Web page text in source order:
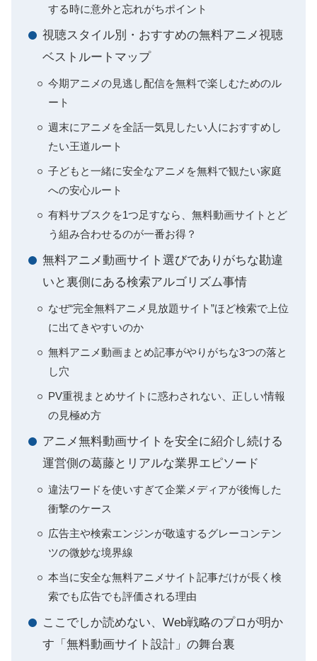
する時に意外と忘れがちポイント
視聴スタイル別・おすすめの無料アニメ視聴
ベストルートマップ
今期アニメの見逃し配信を無料で楽しむためのル
ート
週末にアニメを全話一気見したい人におすすめし
たい王道ルート
子どもと一緒に安全なアニメを無料で観たい家庭
への安心ルート
有料サブスクを1つ足すなら、無料動画サイトとど
う組み合わせるのが一番お得？
無料アニメ動画サイト選びでありがちな勘違
いと裏側にある検索アルゴリズム事情
なぜ“完全無料アニメ見放題サイト”ほど検索で上位
に出てきやすいのか
無料アニメ動画まとめ記事がやりがちな3つの落と
し穴
PV重視まとめサイトに惑わされない、正しい情報
の見極め方
アニメ無料動画サイトを安全に紹介し続ける
運営側の葛藤とリアルな業界エピソード
違法ワードを使いすぎて企業メディアが後悔した
衝撃のケース
広告主や検索エンジンが敬遠するグレーコンテン
ツの微妙な境界線
本当に安全な無料アニメサイト記事だけが長く検
索でも広告でも評価される理由
ここでしか読めない、Web戦略のプロが明か
す「無料動画サイト設計」の舞台裏